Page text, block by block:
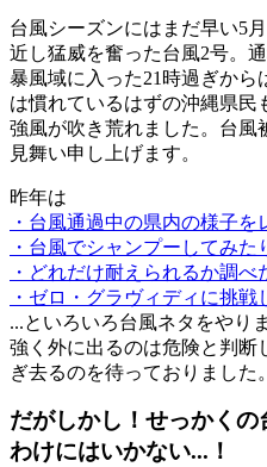
台風シーズンにはまだ早い5
近し猛威を奮った台風2号。通
暴風域に入った21時過ぎから
は慣れているはずの沖縄県
強風が吹き荒れました。台風
見舞い申し上げます。
昨年は
・台風通過中の県内の様子を
・台風でシャンプーしてみた
・どれだけ耐えられるか調べ
・ゼロ・グラヴィディに挑戦
...といろいろ台風ネタをやり
強く外に出るのは危険と判断
ぎ去るのを待っておりました。
だがしかし！せっかく
わけにはいかない...！